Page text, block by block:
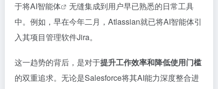
于将AI智能体
无缝集成到用户早已熟悉的日常工具
中。例如，早在今年二月，Atlassian就已将AI智能体引
入其项目管理软件Jira。
这一趋势的背后，是对于提升工作效率和降低使用门槛
的双重追求。无论是Salesforce将其AI能力深度整合进